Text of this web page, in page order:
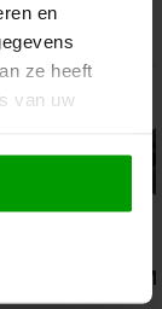
en
ze heeft
van uw
Drop Bites van